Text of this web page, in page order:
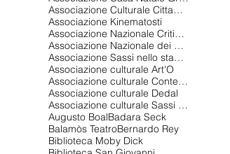
Associazione Culturale Cittadina Universitaria Aenigma APS
Associazione Kinematosti
Associazione Nazionale Critici di Teatro
Associazione Nazionale dei Critici di Teatro
Associazione Sassi nello stagno
Associazione culturale Art'O
Associazione culturale Contemporanea 2.0
Associazione culturale Dedal
Associazione culturale Sassi nello stagno
Augusto BoalBadara Seck
Balamòs TeatroBernardo Rey
Biblioteca Moby Dick